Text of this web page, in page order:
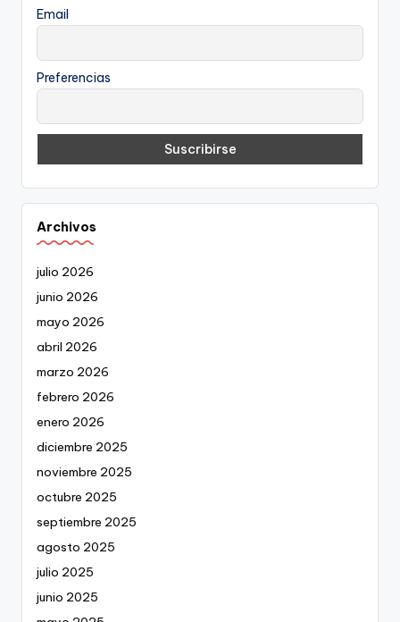
Email
Preferencias
Archivos
julio 2026
junio 2026
mayo 2026
abril 2026
marzo 2026
febrero 2026
enero 2026
diciembre 2025
noviembre 2025
octubre 2025
septiembre 2025
agosto 2025
julio 2025
junio 2025